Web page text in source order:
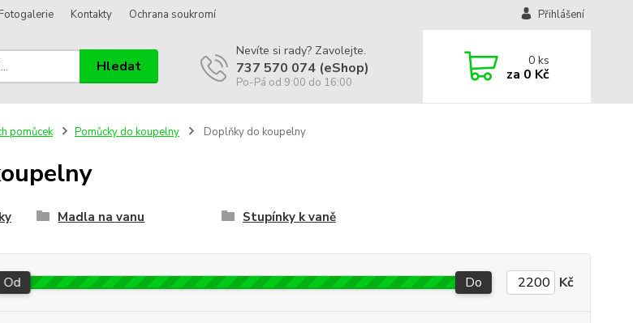
Fotogalerie Kontakty Ochrana soukromí Přihlášení
Hledat
Nevíte si rady? Zavolejte.
737 570 074 (eShop)
Po-Pá od 9:00 do 16:00
0ks
za 0 Kč
pomůcek Pomůcky do koupelny Doplňky do koupelny
Madla na vanu Stupínky k vaně
Od Do Kč